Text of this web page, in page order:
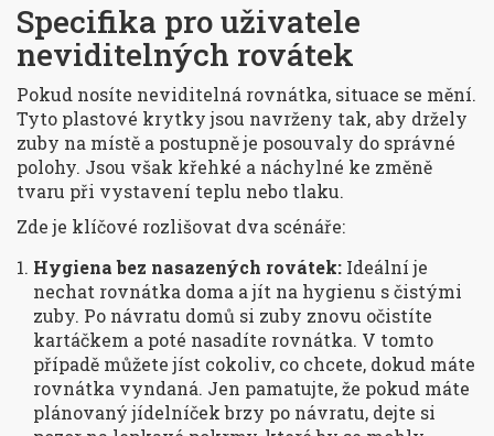
Specifika pro uživatele
neviditelných rovátek
Pokud nosíte neviditelná rovnátka, situace se mění.
Tyto plastové krytky jsou navrženy tak, aby držely
zuby na místě a postupně je posouvaly do správné
polohy. Jsou však křehké a náchylné ke změně
tvaru při vystavení teplu nebo tlaku.
Zde je klíčové rozlišovat dva scénáře:
Hygiena bez nasazených rovátek: Ideální je
nechat rovnátka doma a jít na hygienu s čistými
zuby. Po návratu domů si zuby znovu očistíte
kartáčkem a poté nasadíte rovnátka. V tomto
případě můžete jíst cokoliv, co chcete, dokud máte
rovnátka vyndaná. Jen pamatujte, že pokud máte
plánovaný jídelníček brzy po návratu, dejte si